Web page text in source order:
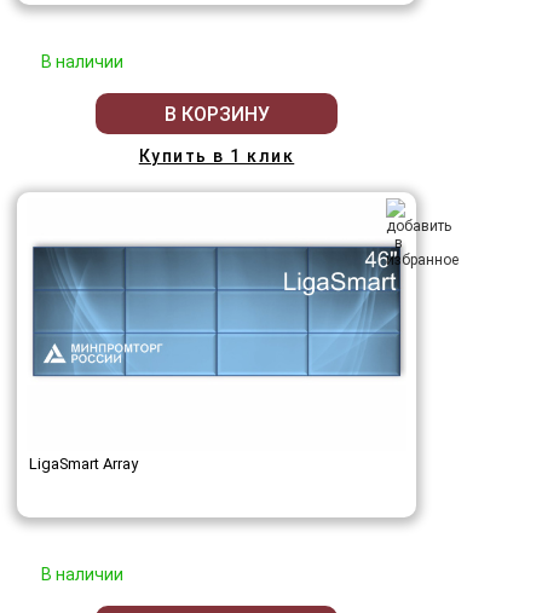
В наличии
В КОРЗИНУ
Купить в 1 клик
LigaSmart Array
В наличии